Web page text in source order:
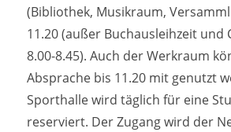
(Bibliothek, Musikraum,
11.20 (außer Buchausleihzeit und
8.00-8.45). Auch der Werkraum
Absprache bis 11.20 mit genutzt
Sporthalle wird täglich für eine
reserviert. Der Zugang wird der